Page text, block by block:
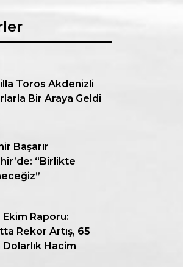
Toros Akdenizli
Bir Araya Geldi
Başarır
“Birlikte
Ekim Raporu:
Rekor Artış, 65
Dolarlık Hacim